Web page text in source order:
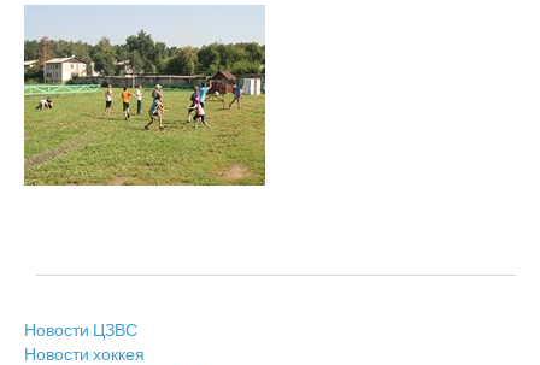
Новости ЦЗВС
Новости хоккея